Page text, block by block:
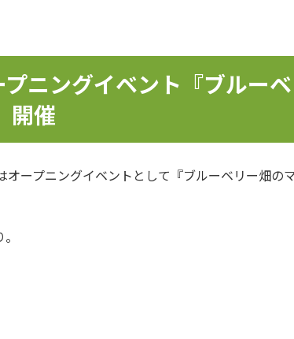
ニングイベント『ブルー
開催
ープニングイベントとして『ブルーベリー畑の